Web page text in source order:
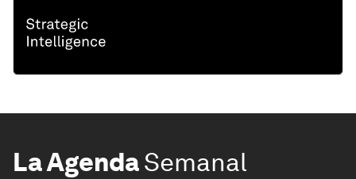
La AgendaSemanal